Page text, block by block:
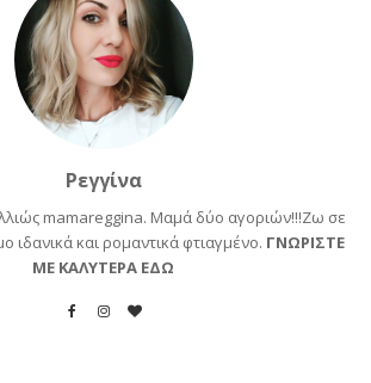
Ρεγγίνα
mamareggina. Μαμά δύο αγοριών!!!Ζω σε
ιδανικά και ρομαντικά φτιαγμένο. ΓΝΩΡΙΣΤΕ
ΜΕ ΚΑΛΥΤΕΡΑ ΕΔΩ